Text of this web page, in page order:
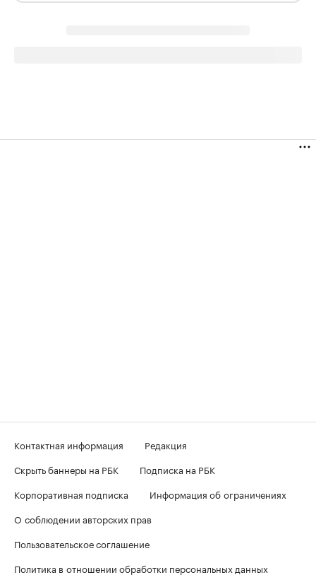
Контактная информация
Редакция
Скрыть баннеры на РБК
Подписка на РБК
Корпоративная подписка
Информация об ограничениях
О соблюдении авторских прав
Пользовательское соглашение
Политика в отношении обработки персональных данных